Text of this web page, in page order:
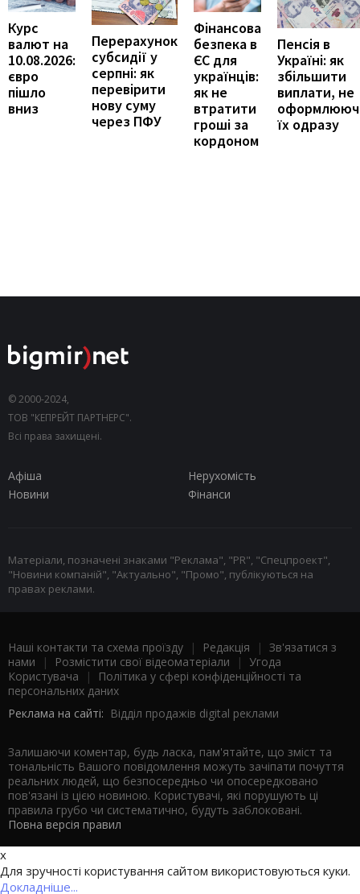
Курс
валют на
10.08.2026:
євро
пішло
вниз
Перерахунок
субсидії у
серпні: як
перевірити
нову суму
через ПФУ
Фінансова
безпека в
ЄС для
українців:
як не
втратити
гроші за
кордоном
Пенсія в
Україні: як
збільшити
виплати, не
їх одразу
© 2000-2024,
ТОВ "КЕПРЕЙТ ПАРТНЕРС".
Всі права захищені.
Афіша
Нерухомість
Новини
Фінанси
Матеріали, позначені знаками "Реклама", "PR", "Спецпроект",
"Новини компаній", "Актуально", "Промо", публікуються на
правах реклами.
Наші контакти та схема проїзду | Редакція | Зв'язатися з
нами | Розмістити свої відеоматеріали | Угода
Користувача |
Політика у сфері конфіденційності та
персональних даних
Реклама на сайті: Відділ продажів digital реклами
Залишаючи коментар, будь ласка, пам'ятайте, що зміст та
тональність Вашого повідомлення можуть зачіпати почуття
реальних людей, що безпосередньо чи опосередковано
пов'язані із цією новиною. Користувачі, які порушують ці
правила грубо чи систематично, будуть заблоковані.
Повна версія правил
x
Для зручності користування сайтом використовуються куки.
Докладніше...